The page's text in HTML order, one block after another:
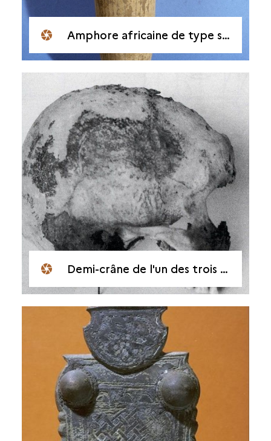
Amphore africaine de type spatheion
Demi-crâne de l'un des trois cadavres présents sur l'épave